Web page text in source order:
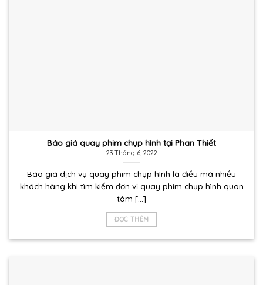
Báo giá quay phim chụp hình tại Phan Thiết
23 Tháng 6, 2022
Báo giá dịch vụ quay phim chụp hình là điều mà nhiều
khách hàng khi tìm kiếm đơn vị quay phim chụp hình quan
tâm [...]
ĐỌC THÊM